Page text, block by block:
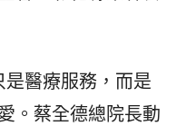
醫療服務，而是
。蔡全德總院長動